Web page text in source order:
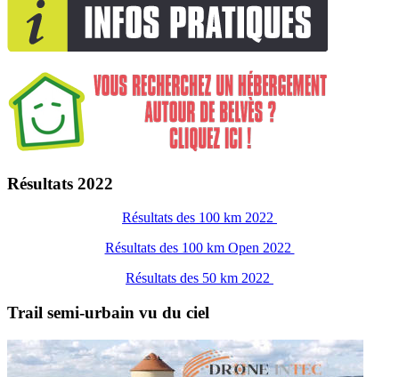
Résultats 2022
Résultats des 100 km 2022
Résultats des 100 km Open 2022
Résultats des 50 km 2022
Trail semi-urbain vu du ciel